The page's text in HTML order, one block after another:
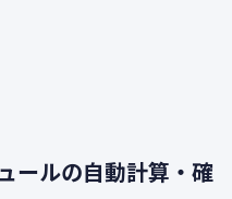
ールの自動計算・確